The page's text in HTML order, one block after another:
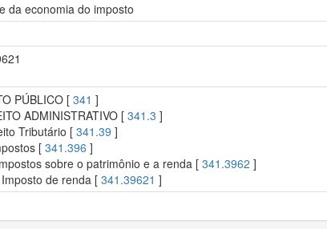
da economia do imposto
PÚBLICO [ 341 ]
ADMINISTRATIVO [341.3 ]
Tributário [ 341.39 ]
[341.396 ]
sobre o patrimônio e a renda [ 341.3962 ]
de renda [ 341.39621 ]